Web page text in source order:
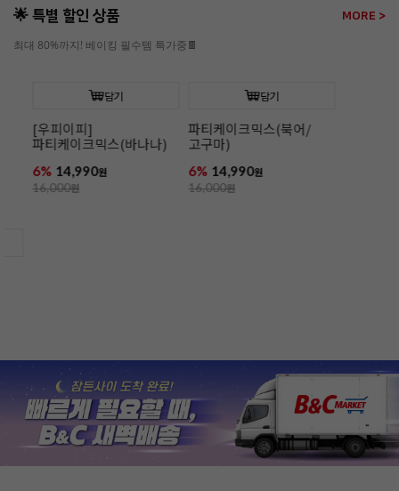
🌟 특별 할인 상품 MORE >
최대 80%까지! 베이킹 필수템 특가중🍫
담기
[우피이피]
파티케이크믹스(바나나)
14,990 원
16,000원
담기
파티케이크믹스(북어/
고구마)
14,990 원
16,000원